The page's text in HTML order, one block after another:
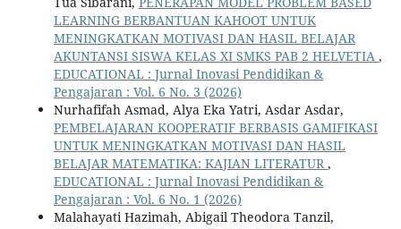
LEARNING BERBANTUAN KAHOOT UNTUK
MENINGKATKAN MOTIVASI DAN HASIL BELAJAR
AKUNTANSI SISWA KELAS XI SMKS PAB 2 HELVETIA ,
EDUCATIONAL : Jurnal Inovasi Pendidikan &
Pengajaran : Vol. 6 No. 3 (2026)
Nurhafifah Asmad, Alya Eka Yatri, Asdar Asdar,
PEMBELAJARAN KOOPERATIF BERBASIS GAMIFIKASI
UNTUK MENINGKATKAN MOTIVASI DAN HASIL
BELAJAR MATEMATIKA: KAJIAN LITERATUR,
EDUCATIONAL : Jurnal Inovasi Pendidikan &
Pengajaran : Vol. 6 No. 1 (2026)
Malahayati Hazimah, Abigail Theodora Tanzil,